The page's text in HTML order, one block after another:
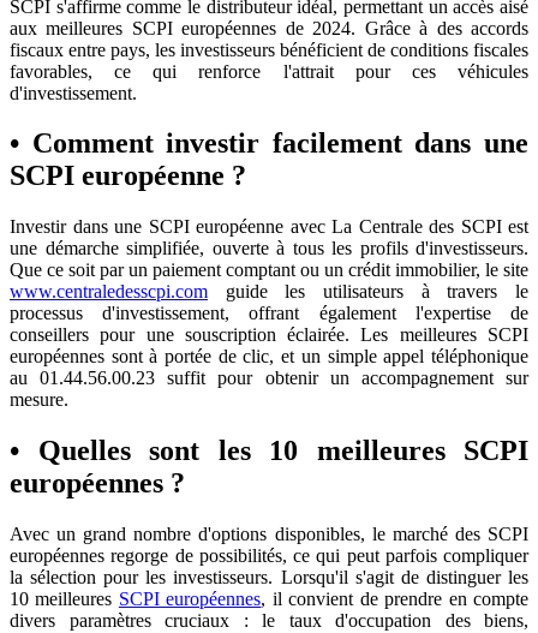
SCPI s'affirme comme le distributeur idéal, permettant un accès aisé
aux meilleures SCPI européennes de 2024. Grâce à des accords
fiscaux entre pays, les investisseurs bénéficient de conditions fiscales
favorables, ce qui renforce l'attrait pour ces véhicules
d'investissement.
• Comment investir facilement dans une
SCPI européenne ?
Investir dans une SCPI européenne avec La Centrale des SCPI est
une démarche simplifiée, ouverte à tous les profils d'investisseurs.
Que ce soit par un paiement comptant ou un crédit immobilier, le site
www.centraledesscpi.com guide les utilisateurs à travers le
processus d'investissement, offrant également l'expertise de
conseillers pour une souscription éclairée. Les meilleures SCPI
européennes sont à portée de clic, et un simple appel téléphonique
au 01.44.56.00.23 suffit pour obtenir un accompagnement sur
mesure.
• Quelles sont les 10 meilleures SCPI
européennes ?
Avec un grand nombre d'options disponibles, le marché des SCPI
européennes regorge de possibilités, ce qui peut parfois compliquer
la sélection pour les investisseurs. Lorsqu'il s'agit de distinguer les
10 meilleures SCPI européennes, il convient de prendre en compte
divers paramètres cruciaux : le taux d'occupation des biens,